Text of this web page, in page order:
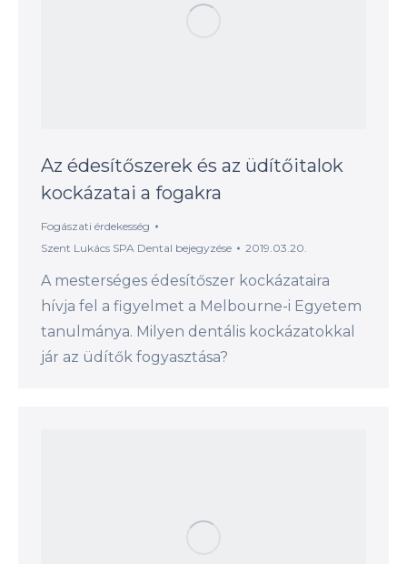
Az édesítőszerek és az üdítőitalok
kockázatai a fogakra
Fogászati érdekesség
Szent Lukács SPA Dental bejegyzése 2019.03.20.
A mesterséges édesítőszer kockázataira
hívja fel a figyelmet a Melbourne-i Egyetem
tanulmánya. Milyen dentális kockázatokkal
jár az üdítők fogyasztása?